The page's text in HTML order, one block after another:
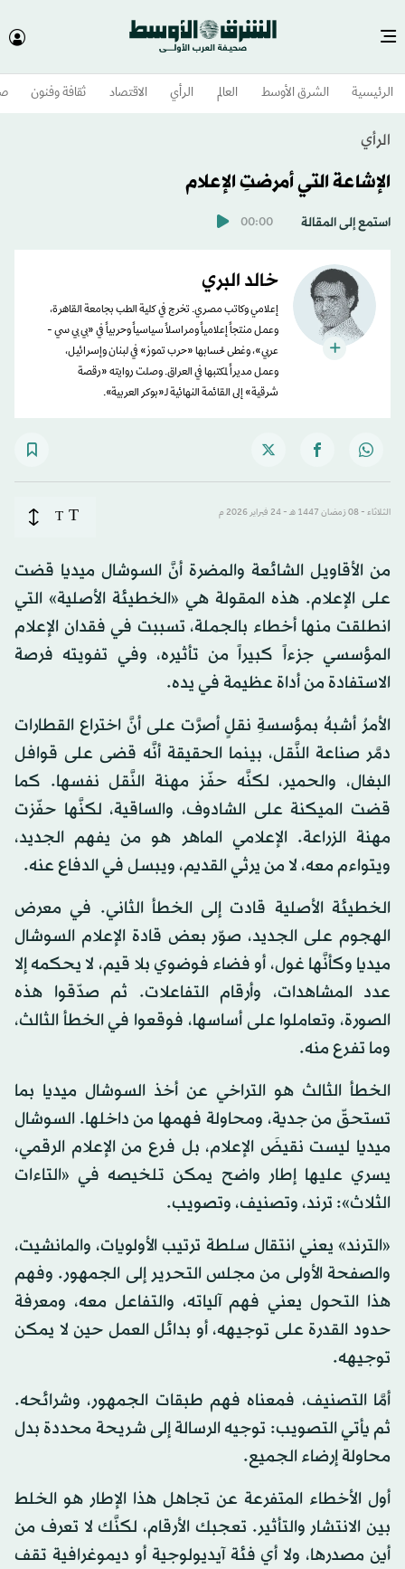
الرئيسية الشرق الأوسط​ العالم الرأي الاقتصاد ثقافة وفنون
الرأي
الإشاعة التي أمرضتِ الإعلام
استمع إلى المقالة 00:00
خالد البري
إعلامي وكاتب مصري. تخرج في كلية الطب بجامعة القاهرة،
وعمل منتجاً إعلامياً ومراسلاً سياسياً وحربياً في «بي بي سي -
عربي»، وغطى لحسابها «حرب تموز» في لبنان وإسرائيل،
وعمل مديراً لمكتبها في العراق. وصلت روايته «رقصة
شرقية» إلى القائمة النهائية لـ«بوكر العربية».
الثلاثاء - 08 رَمضان 1447 هـ - 24 فبراير 2026 م T
T
من الأقاويل الشائعة والمضرة أنَّ السوشال ميديا قضت
على الإعلام. هذه المقولة هي «الخطيئة الأصلية» التي
انطلقت منها أخطاء بالجملة، تسببت في فقدان الإعلام
المؤسسي جزءاً كبيراً من تأثيره، وفي تفويته فرصة
الاستفادة من أداة عظيمة في يده.
الأمرُ أشبهُ بمؤسسةِ نقلٍ أصرَّت على أنَّ اختراع القطارات
دمَّر صناعة النَّقل، بينما الحقيقة أنَّه قضى على قوافل
البغال، والحمير، لكنَّه حفّز مهنة النَّقل نفسها. كما
قضت الميكنة على الشادوف، والساقية، لكنَّها حفّزت
مهنة الزراعة. الإعلامي الماهر هو من يفهم الجديد،
ويتواءم معه، لا من يرثي القديم، ويبسل في الدفاع عنه.
الخطيئة الأصلية قادت إلى الخطأ الثاني. في معرض
الهجوم على الجديد، صوّر بعض قادة الإعلام السوشال
ميديا وكأنَّها غول، أو فضاء فوضوي بلا قيم، لا يحكمه إلا
عدد المشاهدات، وأرقام التفاعلات. ثم صدّقوا هذه
الصورة، وتعاملوا على أساسها، فوقعوا في الخطأ الثالث،
وما تفرع منه.
الخطأ الثالث هو التراخي عن أخذ السوشال ميديا بما
تستحقّ من جدية، ومحاولة فهمها من داخلها. السوشال
ميديا ليست نقيضَ الإعلام، بل فرع من الإعلام الرقمي،
يسري عليها إطار واضح يمكن تلخيصه في «التاءات
الثلاث»: ترند، وتصنيف، وتصويب.
«الترند» يعني انتقال سلطة ترتيب الأولويات، والمانشيت،
والصفحة الأولى من مجلس التحرير إلى الجمهور. وفهم
هذا التحول يعني فهم آلياته، والتفاعل معه، ومعرفة
حدود القدرة على توجيهه، أو بدائل العمل حين لا يمكن
توجيهه.
أمَّا التصنيف، فمعناه فهم طبقات الجمهور، وشرائحه.
ثم يأتي التصويب: توجيه الرسالة إلى شريحة محددة بدل
محاولة إرضاء الجميع.
أول الأخطاء المتفرعة عن تجاهل هذا الإطار هو الخلط
بين الانتشار والتأثير. تعجبك الأرقام، لكنَّك لا تعرف من
أين مصدرها، ولا أي فئة آيديولوجية أو ديموغرافية تقف